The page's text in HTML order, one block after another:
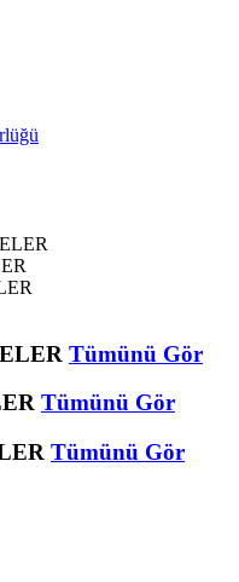
Tümünü Gör
Tümünü Gör
Tümünü Gör